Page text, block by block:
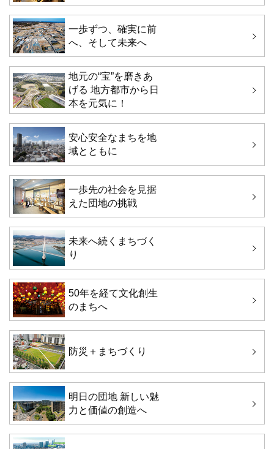
一歩ずつ、確実に前
へ、そして未来へ
地元の“宝”を磨きあ
げる 地方都市から日
本を元気に！
安心安全なまちを地
域とともに
一歩先の社会を見据
えた団地の挑戦
未来へ続くまちづく
り
50年を経て文化創生
のまちへ
防災＋まちづくり
明日の団地 新しい魅
力と価値の創造へ